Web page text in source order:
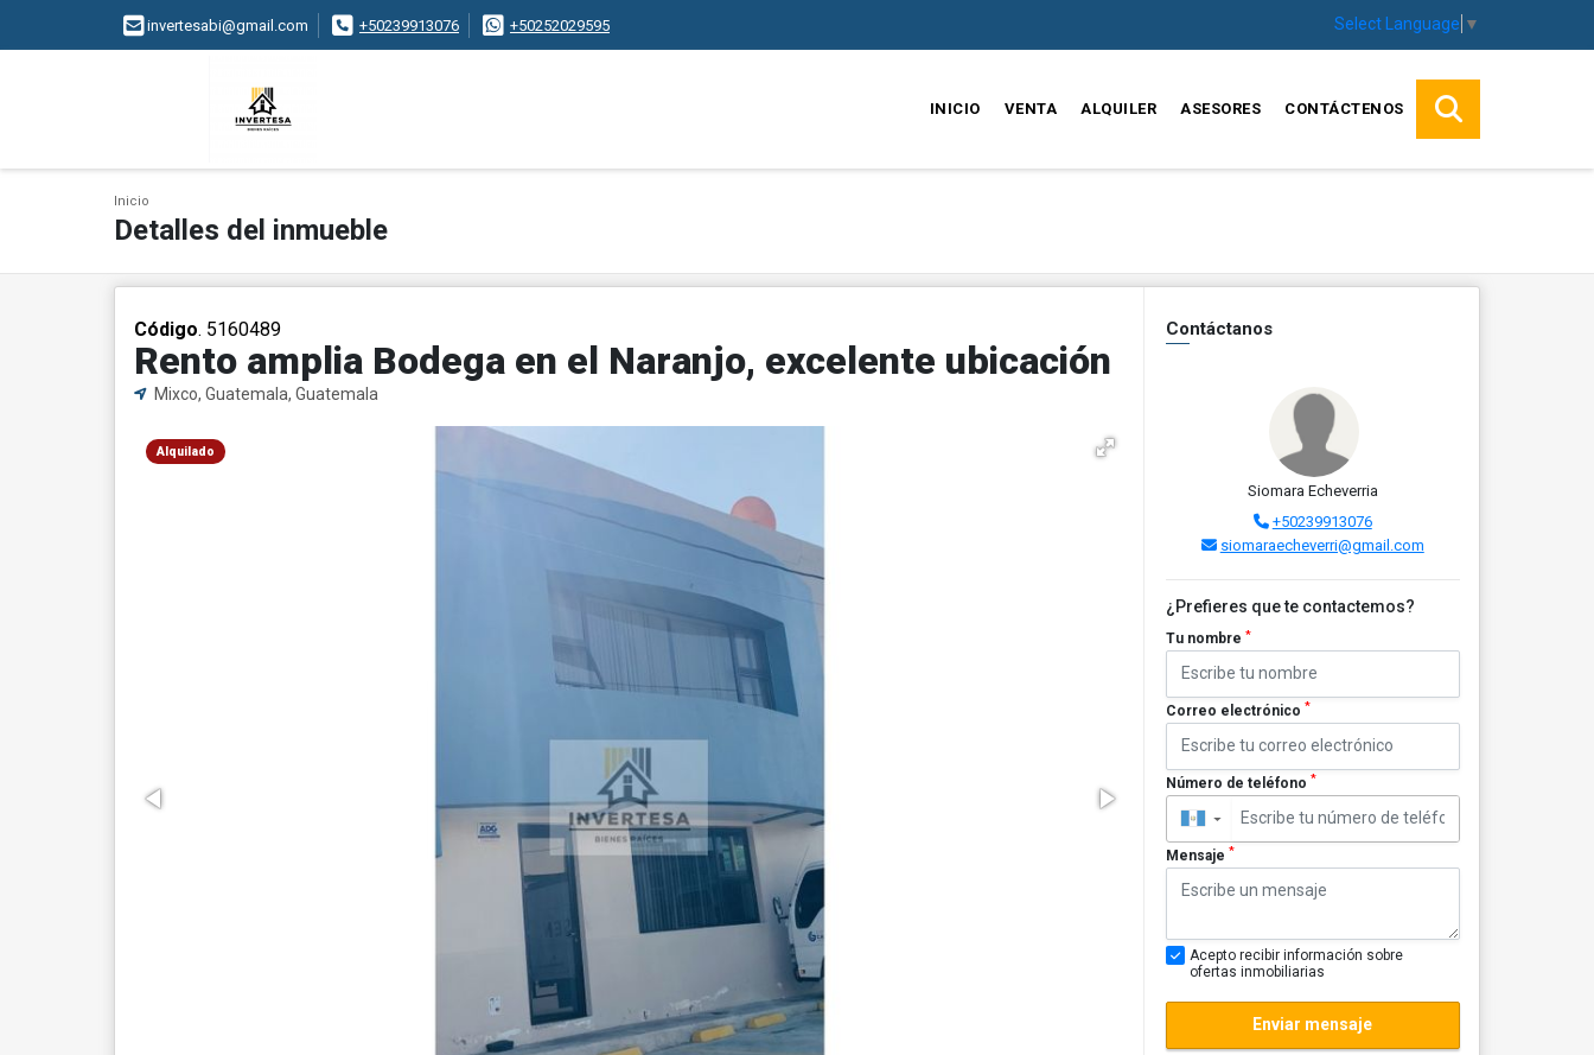
invertesabi@gmail.com +50239913076 +50252029595 Select Language ▼
INICIO VENTA ALQUILER ASESORES CONTÁCTENOS
Inicio
Detalles del inmueble
Código. 5160489
Rento amplia Bodega en el Naranjo, excelente ubicación
Mixco, Guatemala, Guatemala
Alquilado
Contáctanos
Siomara Echeverria
+50239913076
siomaraecheverri@gmail.com
¿Prefieres que te contactemos?
Tu nombre *
Correo electrónico *
Número de teléfono *
▼
Mensaje *
Acepto recibir información sobre
ofertas inmobiliarias
Enviar mensaje